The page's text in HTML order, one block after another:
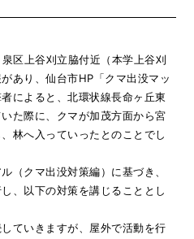
区上谷刈立脇付近（本学上谷刈
あり、仙台市HP「クマ出没マッ
によると、北環状線長命ヶ丘東
た際に、クマが加茂方面から宮
林へ入っていったとのことでし
（クマ出没対策編）に基づき、
、以下の対策を講じることとし
ていきますが、屋外で活動を行